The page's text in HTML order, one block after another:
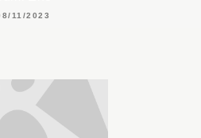
11/2023